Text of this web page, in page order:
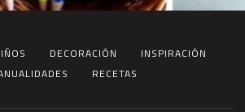
DECORACIÓN
INSPIRACIÓN
RECETAS